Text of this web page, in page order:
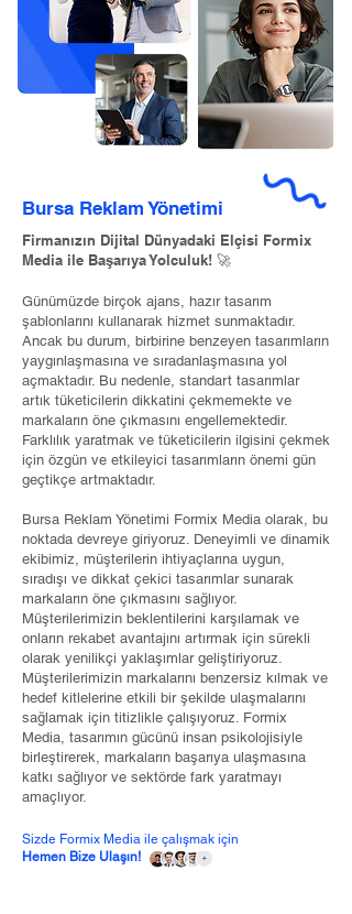
Bursa Reklam Yönetimi
Firmanızın Dijital Dünyadaki Elçisi Formix
Media ile Başarıya Yolculuk! 🚀
Günümüzde birçok ajans, hazır tasarım
şablonlarını kullanarak hizmet sunmaktadır.
Ancak bu durum, birbirine benzeyen tasarımların
yaygınlaşmasına ve sıradanlaşmasına yol
açmaktadır. Bu nedenle, standart tasarımlar
artık tüketicilerin dikkatini çekmemekte ve
markaların öne çıkmasını engellemektedir.
Farklılık yaratmak ve tüketicilerin ilgisini çekmek
için özgün ve etkileyici tasarımların önemi gün
geçtikçe artmaktadır.
Bursa Reklam Yönetimi Formix Media olarak, bu
noktada devreye giriyoruz. Deneyimli ve dinamik
ekibimiz, müşterilerin ihtiyaçlarına uygun,
sıradışı ve dikkat çekici tasarımlar sunarak
markaların öne çıkmasını sağlıyor.
Müşterilerimizin beklentilerini karşılamak ve
onların rekabet avantajını artırmak için sürekli
olarak yenilikçi yaklaşımlar geliştiriyoruz.
Müşterilerimizin markalarını benzersiz kılmak ve
hedef kitlelerine etkili bir şekilde ulaşmalarını
sağlamak için titizlikle çalışıyoruz. Formix
Media, tasarımın gücünü insan psikolojisiyle
birleştirerek, markaların başarıya ulaşmasına
katkı sağlıyor ve sektörde fark yaratmayı
amaçlıyor.
Sizde Formix Media ile çalışmak için
Hemen Bize Ulaşın!